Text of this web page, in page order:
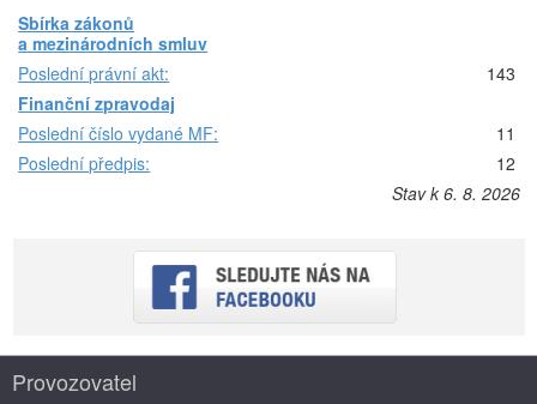
Sbírka zákonů
a mezinárodních smluv
Poslední právní akt:
143
Finanční zpravodaj
Poslední číslo vydané MF:
11
Poslední předpis:
12
Stav k 6. 8. 2026
Provozovatel